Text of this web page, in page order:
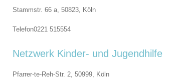
Stammstr. 66 a, 50823, Köln
Telefon0221 515554
Netzwerk Kinder- und Jugendhilfe
Pfarrer-te-Reh-Str. 2, 50999, Köln